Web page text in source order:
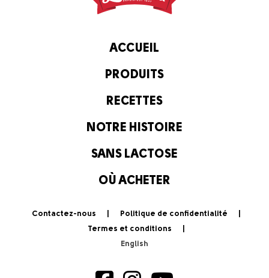
ACCUEIL
PRODUITS
RECETTES
NOTRE HISTOIRE
SANS LACTOSE
OÙ ACHETER
Contactez-nous
Politique de confidentialité
Termes et conditions